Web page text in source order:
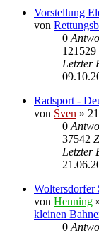
Vorstellung
von
0
121529
Letzter
Radsport -
von Sven »
0
37542
Letzter
Woltersdorfer
von Henning
kleinen
0